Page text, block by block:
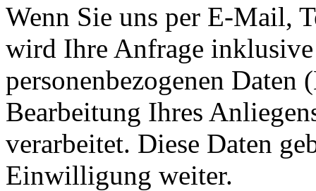
Wenn Sie uns per E-Mail,
wird Ihre Anfrage inklusive
personenbezogenen
Bearbeitung Ihres
verarbeitet. Diese Daten
Einwilligung weiter.